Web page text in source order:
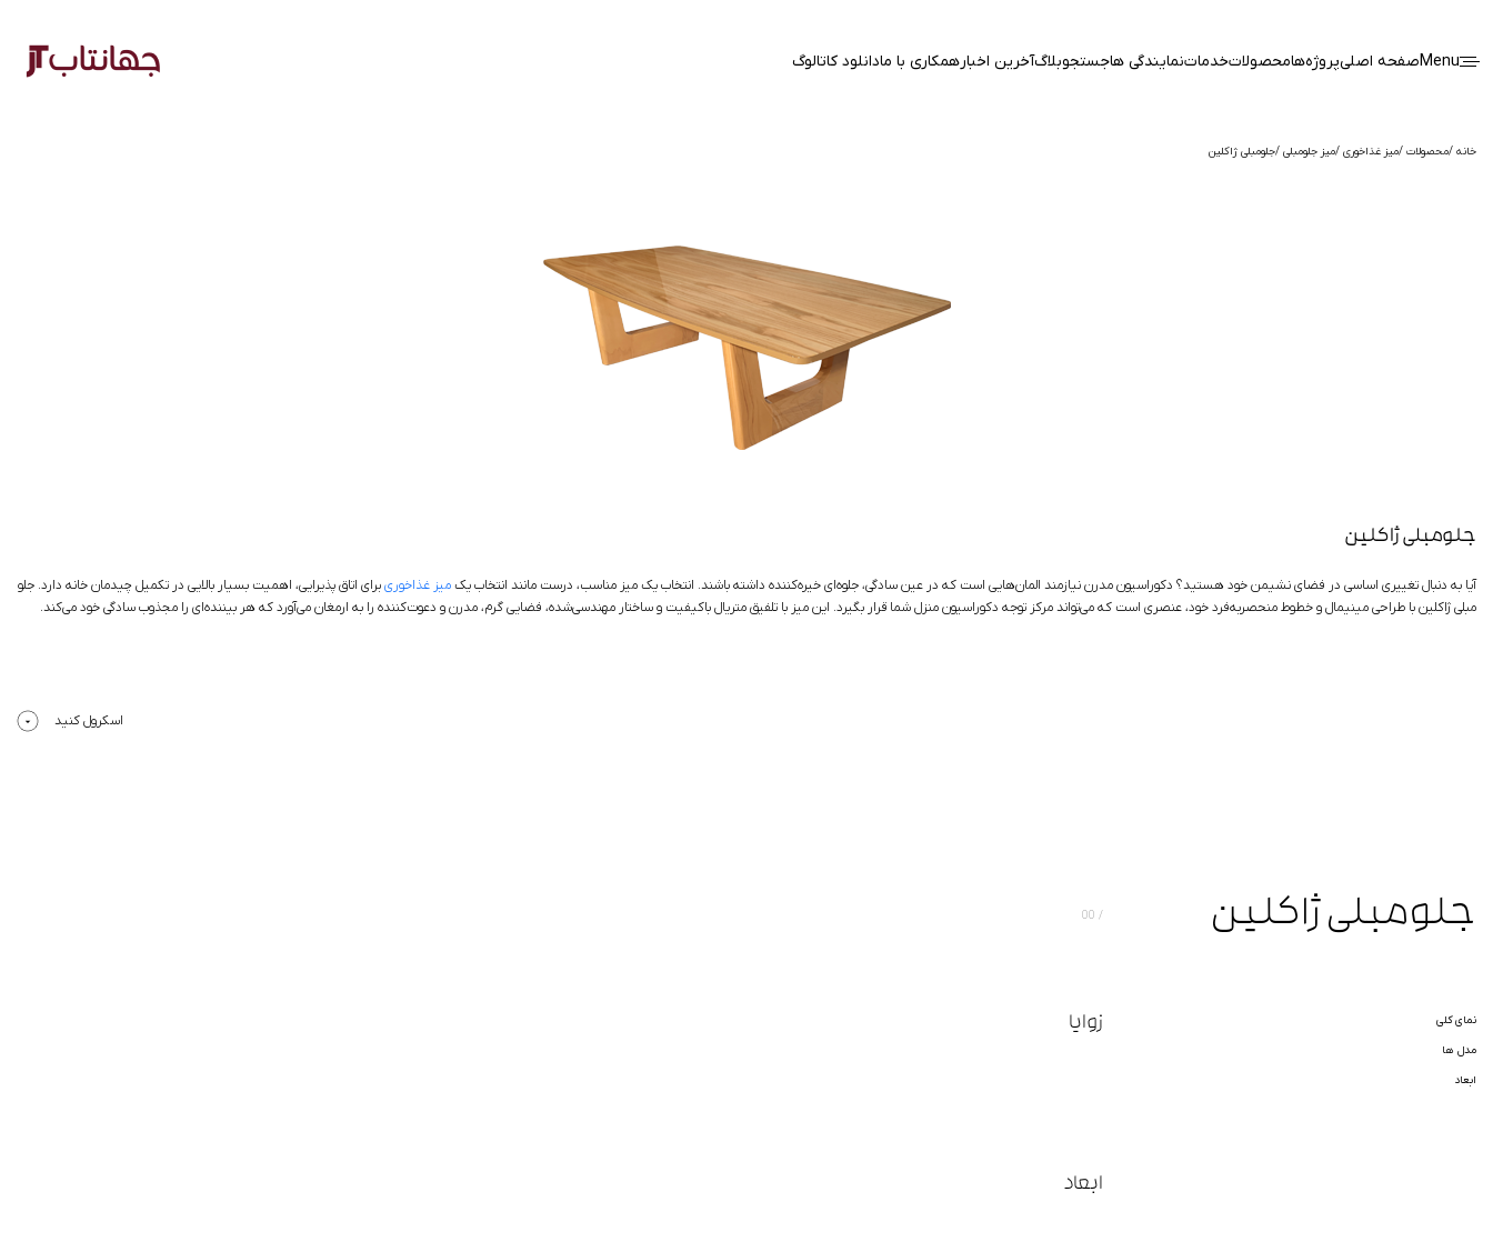
Menuصفحه اصلیپروژه‌هامحصولاتخدماتنمایندگی هاجستجوبلاگآخرین اخبارهمکاری با مادانلود کاتالوگ
خانه محصولات میز غذاخوری میز جلومبلی جلومبلی ژاکلین
جلومبلی ژاکلین
آیا به دنبال تغییری اساسی در فضای نشیمن خود هستید؟ دکوراسیون مدرن نیازمند المان‌هایی است که در عین سادگی، جلوه‌ای خیره‌کننده داشته باشند. انتخاب یک میز مناسب، درست مانند انتخاب یکمیز غذاخوریبرای اتاق پذیرایی، اهمیت بسیار بالایی در تکمیل چیدمان خانه دارد. جلو
مبلی ژاکلین با طراحی مینیمال و خطوط منحصر‌به‌فرد خود، عنصری است که می‌تواند مرکز توجه دکوراسیون منزل شما قرار بگیرد. این میز با تلفیق متریال با‌کیفیت و ساختار مهندسی‌شده، فضایی گرم، مدرن و دعوت‌کننده را به ارمغان می‌آورد که هر بیننده‌ای را مجذوب سادگی خود می‌کند.
اسکرول کنید
جلومبلی ژاکلین
نمای کلی
مدل ها
ابعاد
00
زوایا
ابعاد